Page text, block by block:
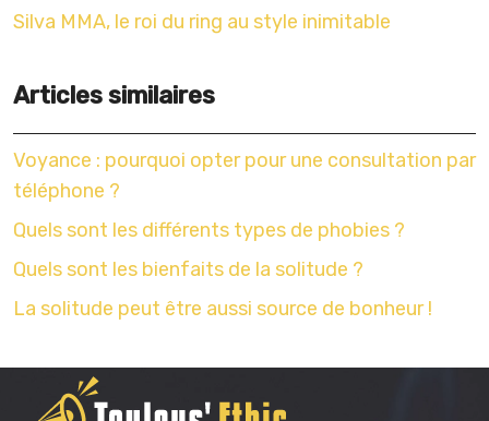
Silva MMA, le roi du ring au style inimitable
Articles similaires
Voyance : pourquoi opter pour une consultation par
téléphone ?
Quels sont les différents types de phobies ?
Quels sont les bienfaits de la solitude ?
La solitude peut être aussi source de bonheur !